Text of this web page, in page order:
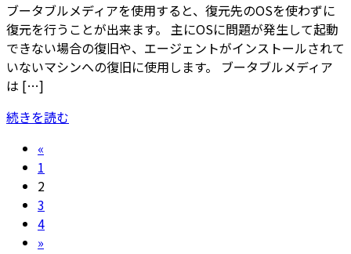
ブータブルメディアを使用すると、復元先のOSを使わずに
復元を行うことが出来ます。 主にOSに問題が発生して起動
できない場合の復旧や、エージェントがインストールされて
いないマシンへの復旧に使用します。 ブータブルメディア
は […]
続きを読む
投
稿
の
ペ
«
固
定
ペ
ー
ジ
1
固
定
ペ
ー
2
固
定
ペ
3
固
定
4
»